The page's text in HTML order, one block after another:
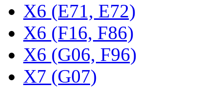
X6 (E71, E72)
X6 (F16, F86)
X6 (G06, F96)
X7 (G07)